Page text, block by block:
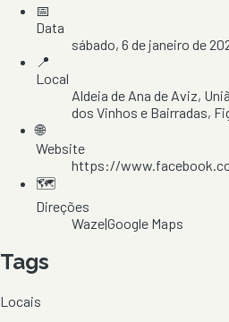
📅
Data
sábado, 6 de janeiro de
📍
Local
Aldeia de Ana de Aviz,
dos Vinhos e Bairradas,
🌐
Website
https://
🗺️
Direções
Waze|Google Maps
Tags
Locais